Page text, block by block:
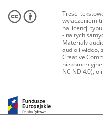
Treści
wyłączeniem
na licencji
- na tych
Materiały
audio i wideo,
Creative
NC-ND 4.0), o